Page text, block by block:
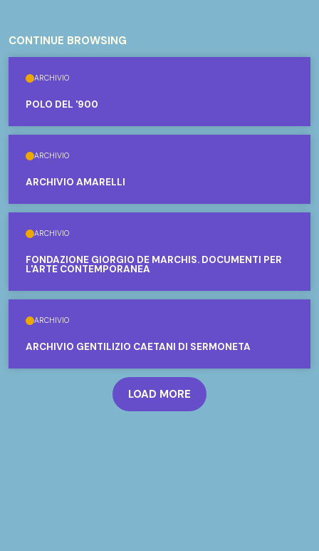
CONTINUE BROWSING
ARCHIVIO
POLO DEL '900
ARCHIVIO
ARCHIVIO AMARELLI
ARCHIVIO
FONDAZIONE GIORGIO DE MARCHIS. DOCUMENTI PER
L'ARTE CONTEMPORANEA
ARCHIVIO
ARCHIVIO GENTILIZIO CAETANI DI SERMONETA
LOAD MORE